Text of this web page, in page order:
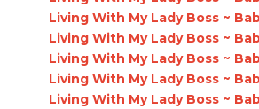
Living With My Lady Boss ~
Living With My Lady Boss ~
Living With My Lady Boss ~
Living With My Lady Boss ~
Living With My Lady Boss ~